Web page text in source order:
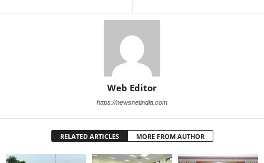
Web Editor
https://newsnetindia.com
RELATED ARTICLES MORE FROM AUTHOR